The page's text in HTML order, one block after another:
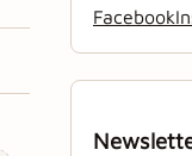
Facebook